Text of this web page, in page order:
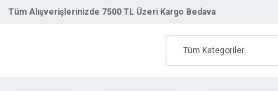
Tüm Alışverişlerinizde 7500 TL Üzeri Kargo Bedava